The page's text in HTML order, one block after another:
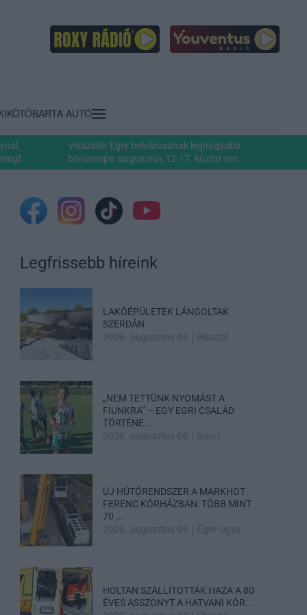
BARTA AUTÓ
Visszatér Eger belvárosának legnagyobb
borünnepe: augusztus 12-17. között ren...
Legfrissebb híreink
LAKÓÉPÜLETEK LÁNGOLTAK
SZERDÁN
2026. augusztus 06 Riasztó
„NEM TETTÜNK NYOMÁST A
FIUNKRA” – EGY EGRI CSALÁD
TÖRTÉNE...
2026. augusztus 06 Sport
ÚJ HŰTŐRENDSZER A MARKHOT
FERENC KÓRHÁZBAN: TÖBB MINT
70 ...
2026. augusztus 06 Eger ügye
HOLTAN SZÁLLÍTOTTÁK HAZA A 80
ÉVES ASSZONYT A HATVANI KÓR...